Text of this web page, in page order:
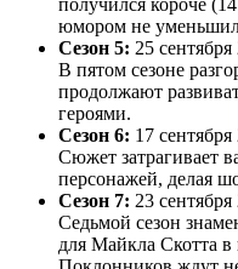
юмором не
Сезон 5: 25
В пятом сезоне
продолжают
героями.
Сезон 6: 17
Сюжет затрагивает
персонажей, делая
Сезон 7: 23
Седьмой сезон
для Майкла Скотта